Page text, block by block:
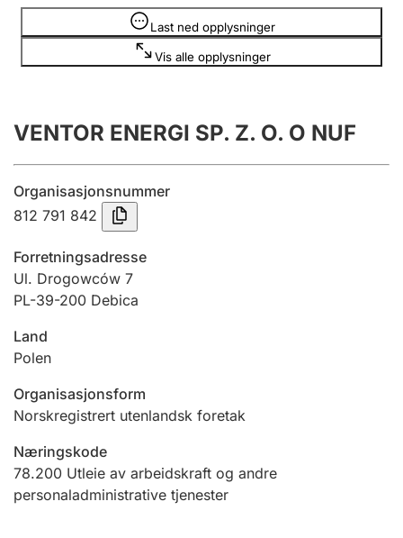
Registrere, endre, slette
Årsregnskap
Innsending og forsinkelsesgebyr
Tinglysing
Jeger
Ektepaktveileder
Offentlig sektor
Last ned opplysninger
Vis alle opplysninger
Opplysninger er skjult
VENTOR ENERGI SP. Z. O. O NUF
Organisasjonsnummer
812 791 842
Forretningsadresse
Ul. Drogowców 7
PL-39-200 Debica
Land
Polen
Organisasjonsform
Norskregistrert utenlandsk foretak
Næringskode
78.200 Utleie av arbeidskraft og andre
personaladministrative tjenester